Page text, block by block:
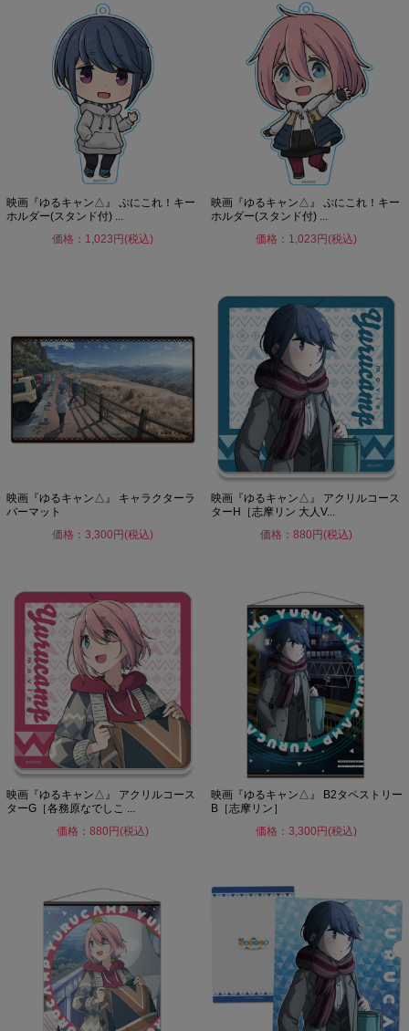
映画『ゆるキャン△』 ぷにこれ！キー
ホルダー(スタンド付) ...
価格：1,023円(税込)
映画『ゆるキャン△』 ぷにこれ！キー
ホルダー(スタンド付) ...
価格：1,023円(税込)
映画『ゆるキャン△』 キャラクターラ
バーマット
価格：3,300円(税込)
映画『ゆるキャン△』 アクリルコース
ターH［志摩リン 大人V...
価格：880円(税込)
映画『ゆるキャン△』 アクリルコース
ターG［各務原なでしこ ...
価格：880円(税込)
映画『ゆるキャン△』 B2タペストリー
B［志摩リン］
価格：3,300円(税込)